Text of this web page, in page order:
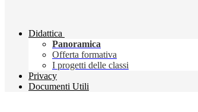
Didattica
Panoramica
Offerta formativa
I progetti delle classi
Privacy
Documenti Utili